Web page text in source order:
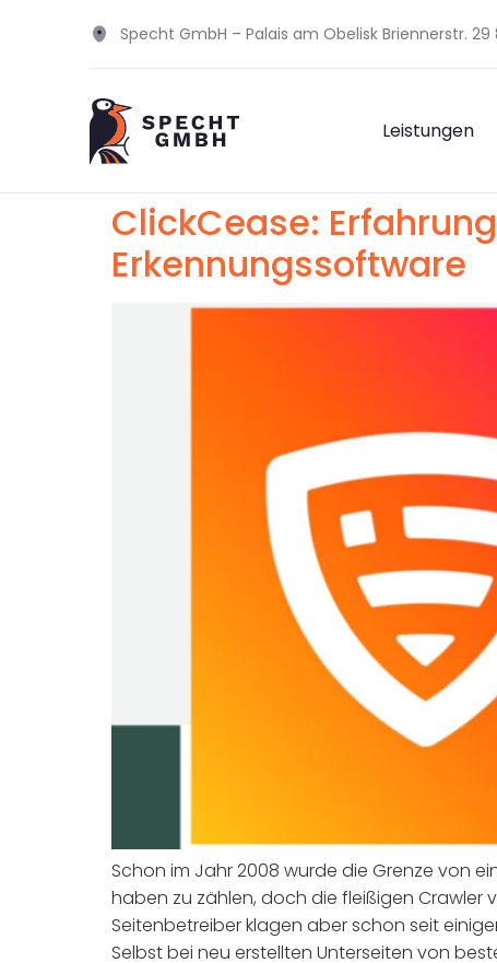
Specht GmbH – Palais am Obelisk Briennerstr.
Leistungen
ClickCease:
Erkennungssoftware
Schon im Jahr 2008 wurde die Grenze von
haben zu zählen, doch die fleißigen
Seitenbetreiber klagen aber schon seit
Selbst bei neu erstellten Unterseiten von